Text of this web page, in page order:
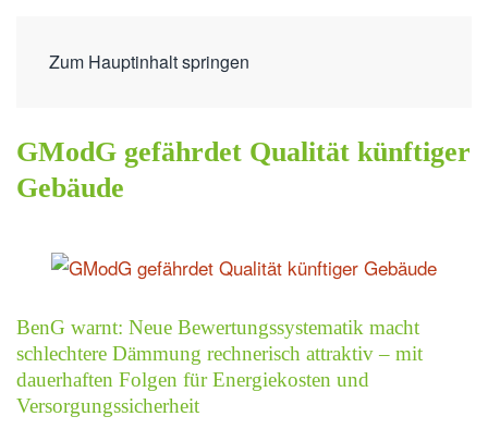
Zum Hauptinhalt springen
GModG gefährdet Qualität künftiger
Gebäude
BenG warnt: Neue Bewertungssystematik macht
schlechtere Dämmung rechnerisch attraktiv – mit
dauerhaften Folgen für Energiekosten und
Versorgungssicherheit